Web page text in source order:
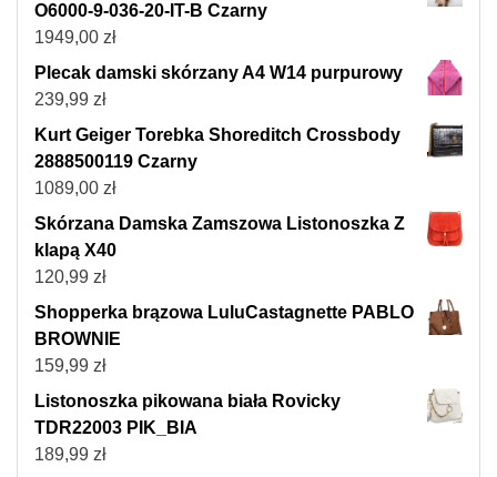
O6000-9-036-20-IT-B Czarny
1949,00 zł
Plecak damski skórzany A4 W14 purpurowy
239,99 zł
Kurt Geiger Torebka Shoreditch Crossbody
2888500119 Czarny
1089,00 zł
Skórzana Damska Zamszowa Listonoszka Z
klapą X40
120,99 zł
Shopperka brązowa LuluCastagnette PABLO
BROWNIE
159,99 zł
Listonoszka pikowana biała Rovicky
TDR22003 PIK_BIA
189,99 zł